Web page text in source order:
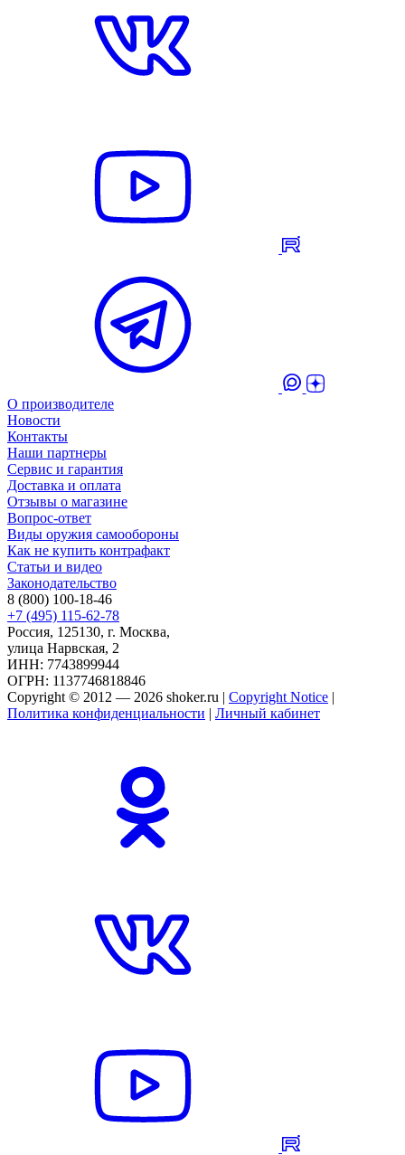
О производителе
Новости
Контакты
Наши партнеры
Сервис и гарантия
Доставка и оплата
Отзывы о магазине
Вопрос-ответ
Виды оружия самообороны
Как не купить контрафакт
Статьи и видео
Законодательство
8 (800) 100-18-46
+7 (495) 115-62-78
Россия, 125130, г. Москва,
улица Нарвская, 2
ИНН: 7743899944
ОГРН: 1137746818846
Copyright © 2012 — 2026 shoker.ru | Copyright Notice |
Политика конфиденциальности | Личный кабинет